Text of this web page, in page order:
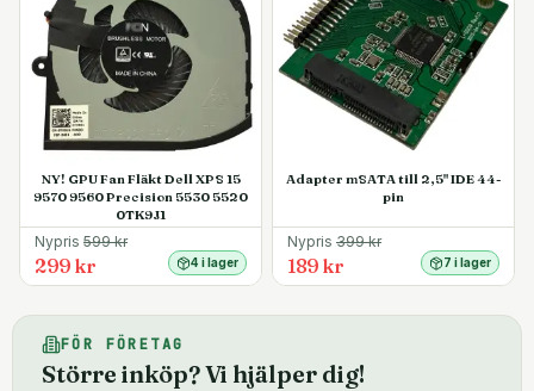
NY! GPU Fan Fläkt Dell XPS 15
9570 9560 Precision 5530 5520
0TK9J1
Nypris 599kr
299 kr 4 i lager
Adapter mSATA till 2,5" IDE 44-
pin
Nypris 399kr
189 kr 7 i lager
FÖR FÖRETAG
Större inköp? Vi hjälper dig!